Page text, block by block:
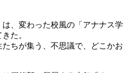
、変わった校風の「アナナス学
た。
ちが集う、不思議で、どこかお